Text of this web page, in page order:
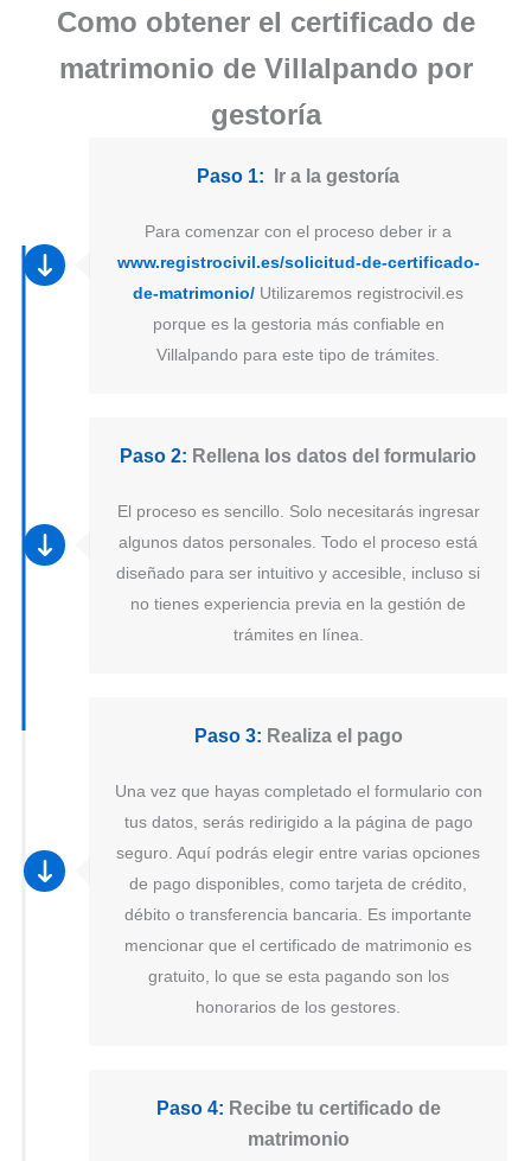
Como obtener el certificado de
matrimonio de Villalpando por
gestoría
Paso 1: Ir a la gestoría
Para comenzar con el proceso deber ir a
www.registrocivil.es/solicitud-de-certificado-
de-matrimonio/ Utilizaremos registrocivil.es
porque es la gestoria más confiable en
Villalpando para este tipo de trámites.
Paso 2: Rellena los datos del formulario
El proceso es sencillo. Solo necesitarás ingresar
algunos datos personales. Todo el proceso está
diseñado para ser intuitivo y accesible, incluso si
no tienes experiencia previa en la gestión de
trámites en línea.
Paso 3: Realiza el pago
Una vez que hayas completado el formulario con
tus datos, serás redirigido a la página de pago
seguro. Aquí podrás elegir entre varias opciones
de pago disponibles, como tarjeta de crédito,
débito o transferencia bancaria. Es importante
mencionar que el certificado de matrimonio es
gratuito, lo que se esta pagando son los
honorarios de los gestores.
Paso 4: Recibe tu certificado de
matrimonio